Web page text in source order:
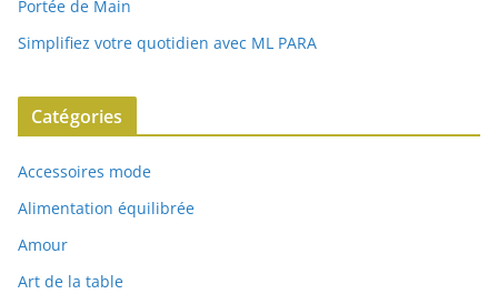
Portée de Main
Simplifiez votre quotidien avec ML PARA
Catégories
Accessoires mode
Alimentation équilibrée
Amour
Art de la table